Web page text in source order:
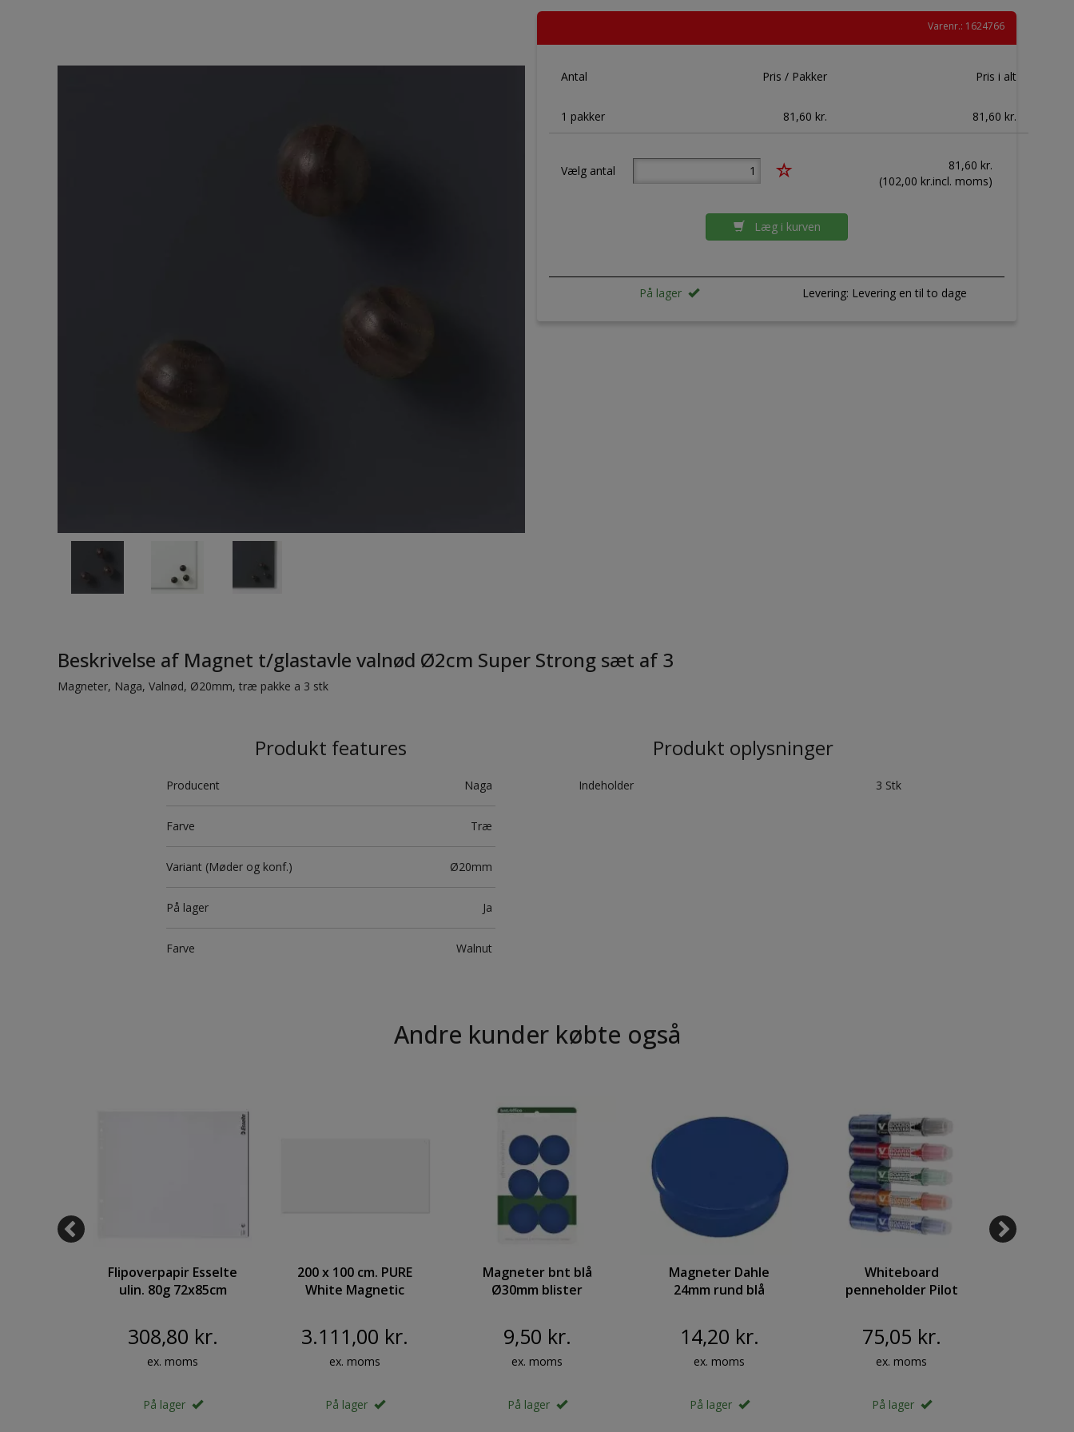
Varenr.: 1624766
Antal Pris / Pakker Pris i alt
1 pakker 81,60 kr. 81,60 kr.
Vælg antal 81,60 kr.
(102,00 kr.incl. moms)
Læg i kurven
På lager Levering: Levering en til to dage
Beskrivelse af Magnet t/glastavle valnød Ø2cm Super Strong sæt af 3
Magneter, Naga, Valnød, Ø20mm, træ pakke a 3 stk
Produkt features
Producent Naga
Farve Træ
Variant (Møder og konf.) Ø20mm
På lager Ja
Farve Walnut
Produkt oplysninger
Indeholder 3 Stk
Andre kunder købte også
Flipoverpapir Esselte
ulin. 80g 72x85cm
308,80 kr.
ex. moms
På lager
200 x 100 cm. PURE
White Magnetic
cm. PURE White
Magnetic Glass Board
3.111,00 kr.
ex. moms
På lager
Magneter bnt blå
Ø30mm blister
9,50 kr.
ex. moms
På lager
Magneter Dahle
24mm rund blå
14,20 kr.
ex. moms
På lager
Whiteboard
penneholder Pilot
75,05 kr.
ex. moms
På lager